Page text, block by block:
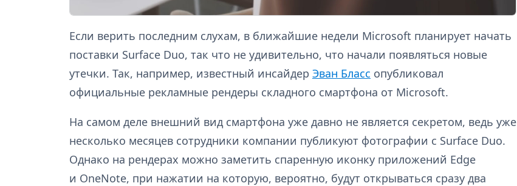
Если верить последним слухам, в ближайшие недели Microsoft планирует начать
поставки Surface Duo, так что не удивительно, что начали появляться новые
утечки. Так, например, известный инсайдер Эван Бласс опубликовал
официальные рекламные рендеры складного смартфона от Microsoft.
На самом деле внешний вид смартфона уже давно не является секретом, ведь уже
несколько месяцев сотрудники компании публикуют фотографии с Surface Duo.
Однако на рендерах можно заметить спаренную иконку приложений Edge
и OneNote, при нажатии на которую, вероятно, будут открываться сразу два